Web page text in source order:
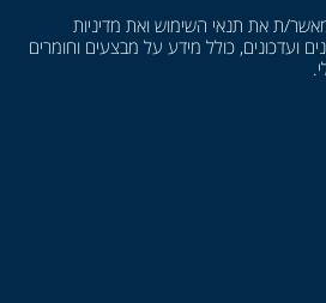
ת את תנאי השימוש ואת מדיניות
ועדכונים, כולל מידע על מבצעים וחומרים